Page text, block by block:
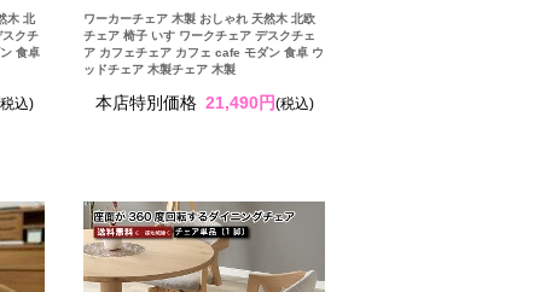
木 北
スクチ
食卓
込)
ワーカーチェア 木製 おしゃれ 天然木 北欧
チェア 椅子 いす ワークチェア デスクチェ
ア カフェチェア カフェ cafe モダン 食卓 ウ
ッドチェア 木製チェア 木製
本店特別価格 21,490円(税込)